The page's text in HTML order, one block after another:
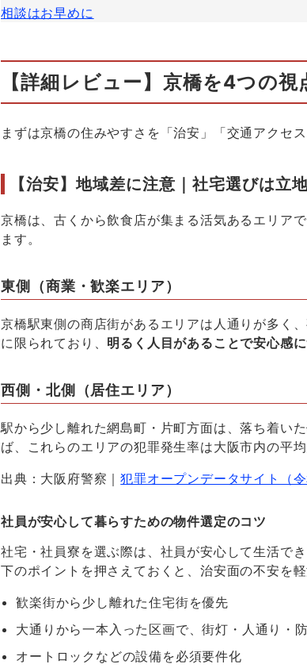
相談はお早めに
【詳細レビュー】京橋を4つの視
まずは京橋の住みやすさを「治安」「交通アクセ
【治安】地域差に注意｜社宅選びは立
京橋は、古くから飲食店が集まる活気あるエリア
ます。
東側（商業・歓楽エリア）
京橋駅東側の商店街があるエリアは人通りが多く
に限られており、 明るく人目があることで安心感
西側・北側（居住エリア）
駅から少し離れた網島町・片町方面は、落ち着い
ば、これらのエリアの犯罪発生率は大阪市内の平
出典：大阪府警察｜犯罪オープンデータサイト（
社員が安心して暮らすための物件選定のコツ
社宅・社員寮を選ぶ際は、社員が安心して生活で
下のポイントを押さえておくと、治安面の不安を軽
歓楽街から少し離れた住宅街を優先
大通りから一本入った区画で、街灯・人通り・
オートロックなどの設備を必須要件化